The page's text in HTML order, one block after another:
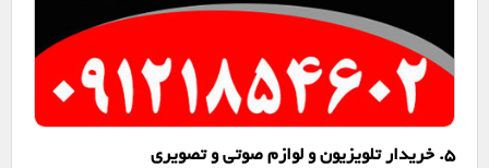
۵. خریدار تلویزیون و لوازم صوتی و تصویری